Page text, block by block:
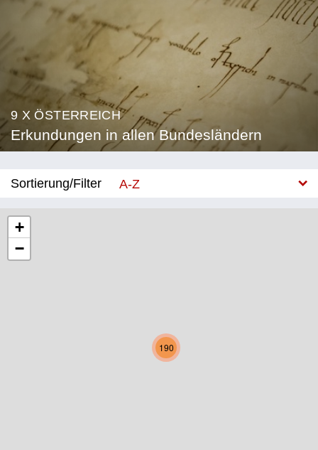
9 X ÖSTERREICH
Erkundungen in allen Bundesländern
Sortierung/Filter
A-Z
Niederösterreich
Oberösterreich
190
+
−